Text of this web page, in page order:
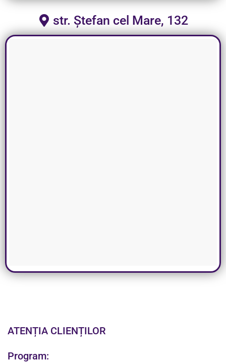
str. Ștefan cel Mare, 132
ATENȚIA CLIENȚILOR
Program: